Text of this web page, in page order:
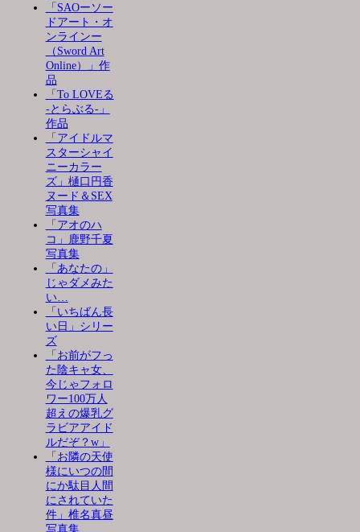
「SAOーソー
ドアート・オ
ンラインー
（Sword Art
Online）」作
品
「To LOVEる
-とらぶる-」
作品
「アイドルマ
スターシャイ
ニーカラー
ズ」樋口円香
ヌード＆SEX
写真集
「アオのハ
コ」鹿野千夏
写真集
「あなたの」
じゃダメみた
い…
「いちばん長
い日」シリー
ズ
「お前がフっ
た陰キャ女、
今じゃフォロ
ワー100万人
超えの爆乳グ
ラビアアイド
ルだぞ？w」
「お隣の天使
様にいつの間
にか駄目人間
にされていた
件」椎名真昼
写真集